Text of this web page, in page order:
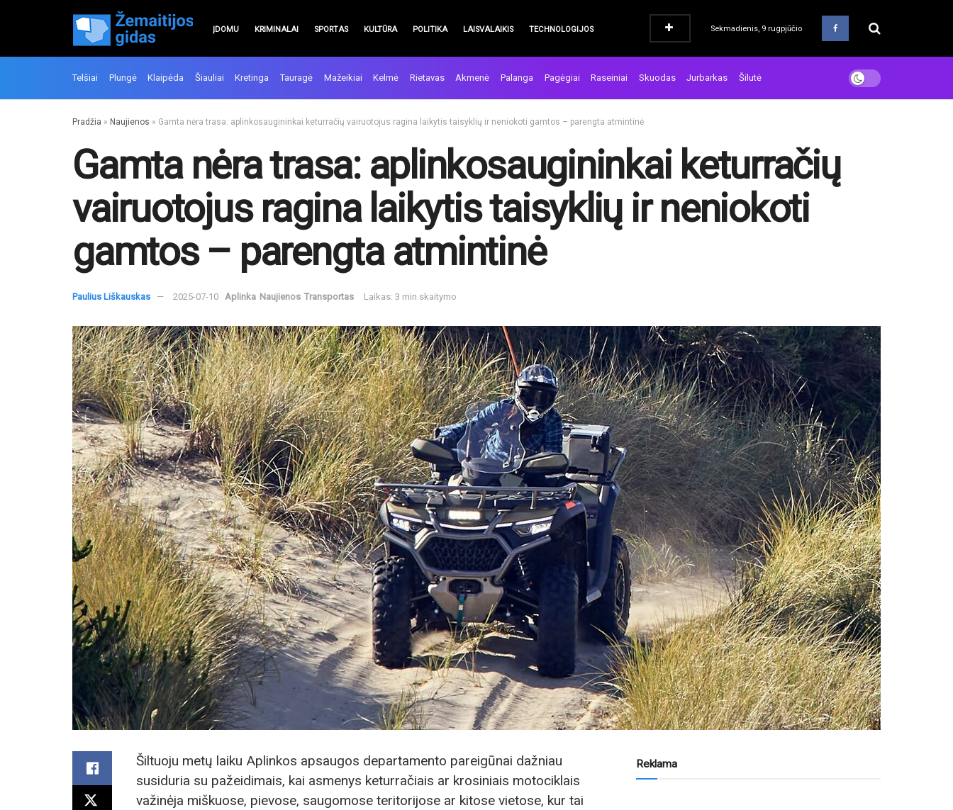
ĮDOMU KRIMINALAI SPORTAS KULTŪRA POLITIKA LAISVALAIKIS TECHNOLOGIJOS Sekmadienis, 9 rugpjūčio
Telšiai Plungė Klaipėda Šiauliai Kretinga Tauragė Mažeikiai Kelmė Rietavas Akmenė Palanga Pagėgiai Raseiniai Skuodas Jurbarkas Šilutė
Pradžia » Naujienos » Gamta nėra trasa: aplinkosaugininkai keturračių vairuotojus ragina laikytis taisyklių ir neniokoti gamtos – parengta atmintinė
Gamta nėra trasa: aplinkosaugininkai keturračių
vairuotojus ragina laikytis taisyklių ir neniokoti
gamtos – parengta atmintinė
Paulius Liškauskas 2025-07-10 Aplinka Naujienos Transportas Laikas: 3 min skaitymo
Šiltuoju metų laiku Aplinkos apsaugos departamento pareigūnai dažniau
susiduria su pažeidimais, kai asmenys keturračiais ar krosiniais motociklais
važinėja miškuose, pievose, saugomose teritorijose ar kitose vietose, kur tai
Reklama